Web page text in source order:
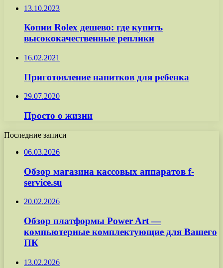
13.10.2023
Копии Rolex дешево: где купить
высококачественные реплики
16.02.2021
Приготовление напитков для ребенка
29.07.2020
Просто о жизни
Последние записи
06.03.2026
Обзор магазина кассовых аппаратов f-
service.su
20.02.2026
Обзор платформы Power Art —
компьютерные комплектующие для Вашего
ПК
13.02.2026